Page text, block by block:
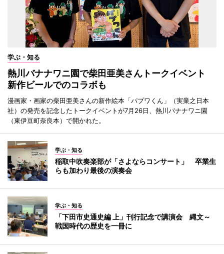
学ぶ・知る
熱川バナナワニ園で柴田亜美さんトークイベント
新作ビールでのコラボも
漫画家・画家の柴田亜美さんの新作絵本「パプワくん」（実業之日本
社）の発売を記念したトークイベントが7月26日、熱川バナナワニ園
（東伊豆町奈良本）で開かれた。
学ぶ・知る
稲取中吹奏楽部が「さよならコンサート」 卒業生
らも加わり最後の演奏会
学ぶ・知る
「下田市史通史編 上」刊行記念で講演会 縄文～
戦国時代の歴史を一冊に